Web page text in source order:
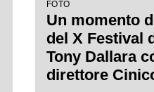
FOTO
Un momento
del X Festival
Tony Dallara
direttore